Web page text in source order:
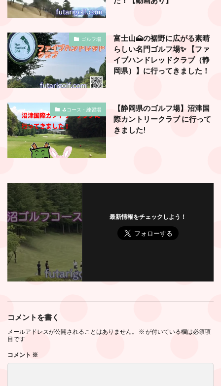
ゴルフ場
富士山🗻の裾野に広がる素晴
らしい名門ゴルフ場✨ 【ファ
イブハンドレッドクラブ（静
岡県）】に行ってきました！
⛳️コース・練習場
【静岡県のゴルフ場】沼津国
際カントリークラブ に行って
きました!
最新情報をチェックしよう！
コメントを書く
メールアドレスが公開されることはありません。 ※ が付いている欄は必須項
目です
コメント ※